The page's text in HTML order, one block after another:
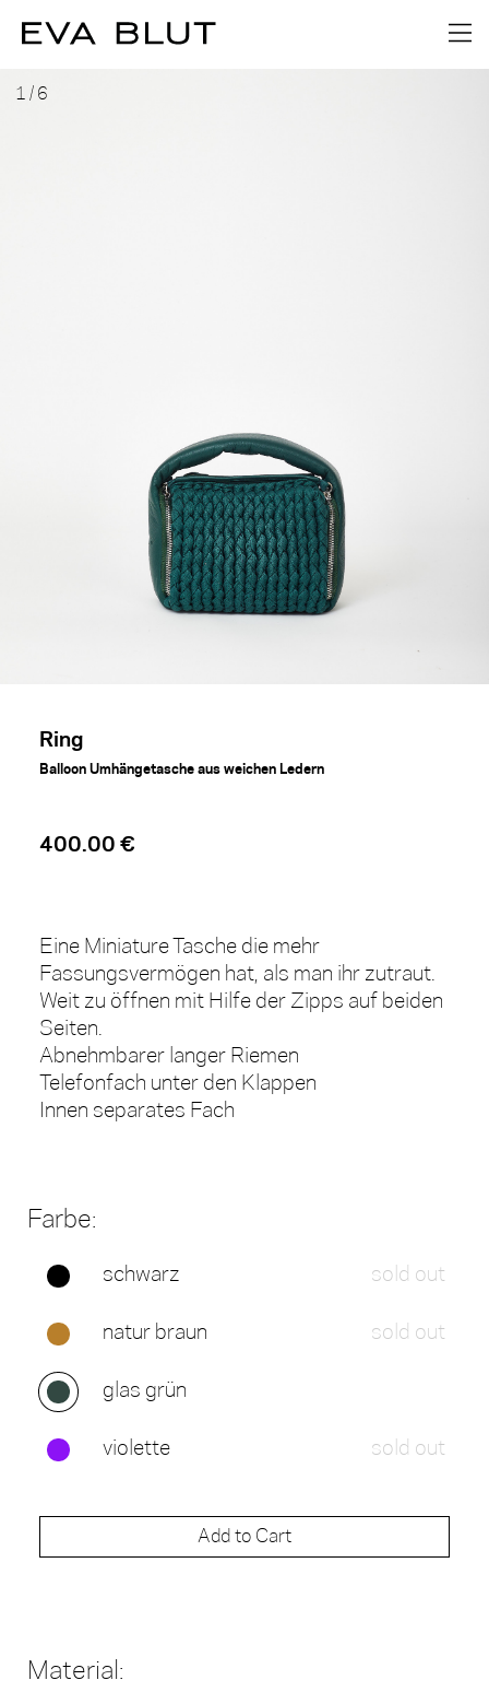
1 / 6
Ring
Balloon Umhängetasche aus weichen Ledern
400.00 €
Eine Miniature Tasche die mehr
Fassungsvermögen hat, als man ihr zutraut.
Weit zu öffnen mit Hilfe der Zipps auf beiden
Seiten.
Abnehmbarer langer Riemen
Telefonfach unter den Klappen
Innen separates Fach
Farbe:
schwarz sold out
natur braun sold out
glas grün
violette sold out
Add to Cart
Material: